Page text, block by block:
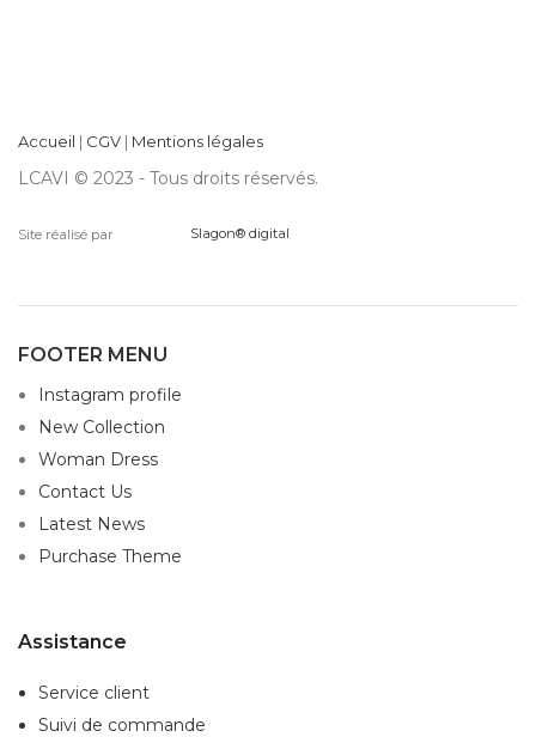
Accueil | CGV | Mentions légales
LCAVI © 2023 - Tous droits réservés.
Site réalisé par Slagon® digital
FOOTER MENU
Instagram profile
New Collection
Woman Dress
Contact Us
Latest News
Purchase Theme
Assistance
Service client
Suivi de commande